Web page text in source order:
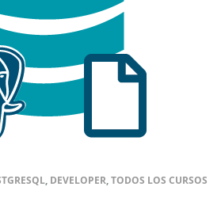
, DEVELOPER,TODOS LOS CURSOS